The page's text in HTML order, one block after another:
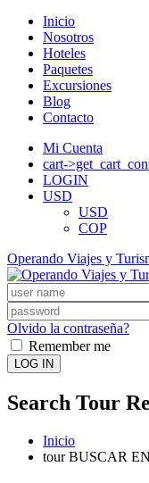
Inicio
Nosotros
Hoteles
Paquetes
Excursiones
Blog
Contacto
Mi Cuenta
cart-
LOGIN
USD
USD
COP
Operando Viajes y
Olvido la contraseña?
Remember me
LOG IN
Search Tour
Inicio
tour BUSCAR